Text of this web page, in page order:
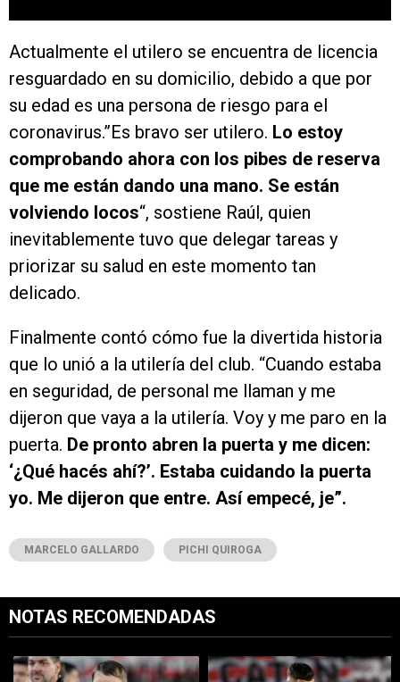
Actualmente el utilero se encuentra de licencia
resguardado en su domicilio, debido a que por
su edad es una persona de riesgo para el
coronavirus.”Es bravo ser utilero. Lo estoy
comprobando ahora con los pibes de reserva
que me están dando una mano. Se están
volviendo locos“, sostiene Raúl, quien
inevitablemente tuvo que delegar tareas y
priorizar su salud en este momento tan
delicado.
Finalmente contó cómo fue la divertida historia
que lo unió a la utilería del club. “Cuando estaba
en seguridad, de personal me llaman y me
dijeron que vaya a la utilería. Voy y me paro en la
puerta. De pronto abren la puerta y me dicen:
‘¿Qué hacés ahí?’. Estaba cuidando la puerta
yo. Me dijeron que entre. Así empecé, je”.
MARCELO GALLARDO PICHI QUIROGA
NOTAS RECOMENDADAS
Un artículo de tendencia con el título "River se juega el todo por el
Un artículo de tendencia con el